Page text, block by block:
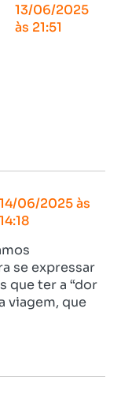
13/06/2025
às 21:51
14/06/2025 às
14:18
se expressar
que ter a “dor
viagem, que